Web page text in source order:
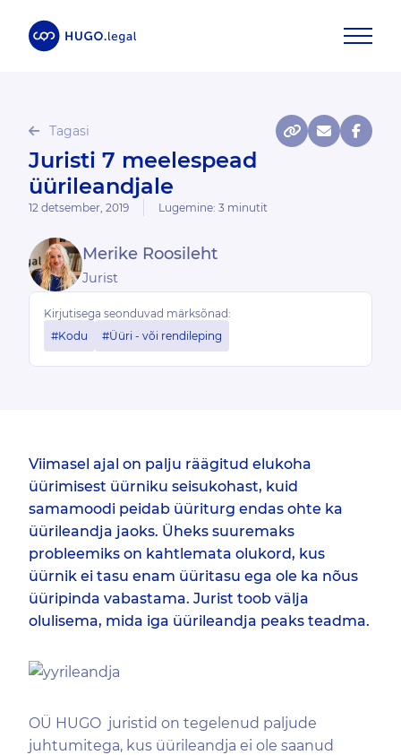
Tagasi
Juristi 7 meelespead
üürileandjale
12 detsember, 2019 Lugemine: 3 minutit
Merike Roosileht
Jurist
Kirjutisega seonduvad märksõnad:
#Kodu
#Üüri - või rendileping
Viimasel ajal on palju räägitud elukoha
üürimisest üürniku seisukohast, kuid
samamoodi peidab üüriturg endas ohte ka
üürileandja jaoks. Üheks suuremaks
probleemiks on kahtlemata olukord, kus
üürnik ei tasu enam üüritasu ega ole ka nõus
üüripinda vabastama. Jurist toob välja
olulisema, mida iga üürileandja peaks teadma.
OÜ HUGO juristid on tegelenud paljude
juhtumitega, kus üürileandja ei ole saanud